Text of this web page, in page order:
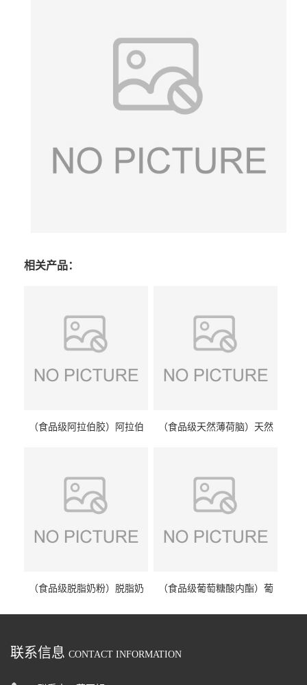
相关产品：
（食品级阿拉伯胶）阿拉伯
（食品级天然薄荷脑）天然
（食品级脱脂奶粉）脱脂奶
（食品级葡萄糖酸内酯）葡
联系信息 CONTACT INFORMATION